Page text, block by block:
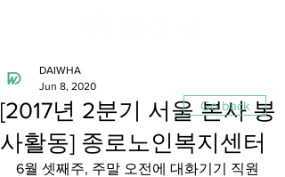
[2017년 2분기 서울 본사 봉
사활동] 종로노인복지센터
DAIWHA
Jun 8, 2020
6월 셋째주, 주말 오전에 대화기기 직원
Go back